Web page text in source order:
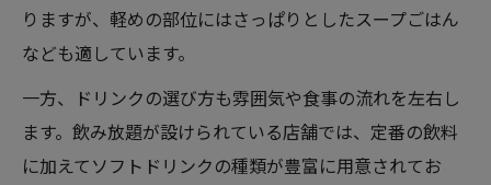
りますが、軽めの部位にはさっぱりとしたスープごはん
なども適しています。
一方、ドリンクの選び方も雰囲気や食事の流れを左右し
ます。飲み放題が設けられている店舗では、定番の飲料
に加えてソフトドリンクの種類が豊富に用意されてお